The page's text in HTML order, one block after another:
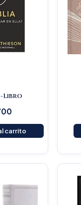
Libro
carrito